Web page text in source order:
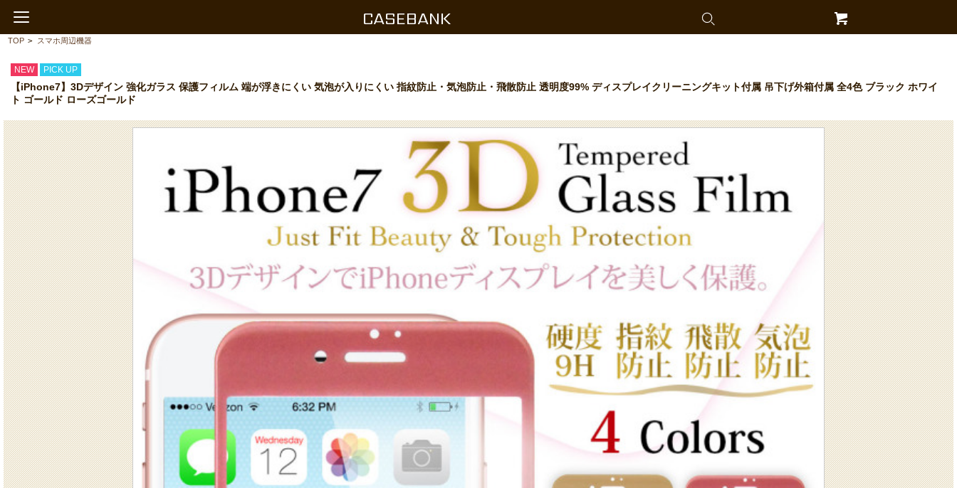
CASEBANK
TOP > スマホ周辺機器
NEW PICK UP
【iPhone7】3Dデザイン 強化ガラス 保護フィルム 端が浮きにくい 気泡が入りにくい 指紋防止・気泡防止・飛散防止 透明度99% ディスプレイクリーニングキット付属 吊下げ外箱付属 全4色 ブラック ホワイ
ト ゴールド ローズゴールド